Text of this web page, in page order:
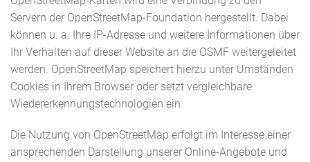
Servern der OpenStreetMap-Foundation hergestellt. Dabei
können u. a. Ihre IP-Adresse und weitere Informationen über
Ihr Verhalten auf dieser Website an die OSMF weitergeleitet
werden. OpenStreetMap speichert hierzu unter Umständen
Cookies in Ihrem Browser oder setzt vergleichbare
Wiedererkennungstechnologien ein.
Die Nutzung von OpenStreetMap erfolgt im Interesse einer
ansprechenden Darstellung unserer Online-Angebote und